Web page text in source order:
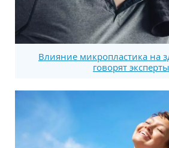
Влияние микропластика на
говорят эксперты